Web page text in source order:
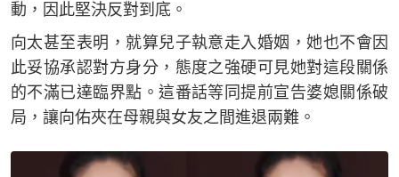
動，因此堅決反對到底。
向太甚至表明，就算兒子執意走入婚姻，她也不會因
此妥協承認對方身分，態度之強硬可見她對這段關係
的不滿已達臨界點。這番話等同提前宣告婆媳關係破
局，讓向佑夾在母親與女友之間進退兩難。